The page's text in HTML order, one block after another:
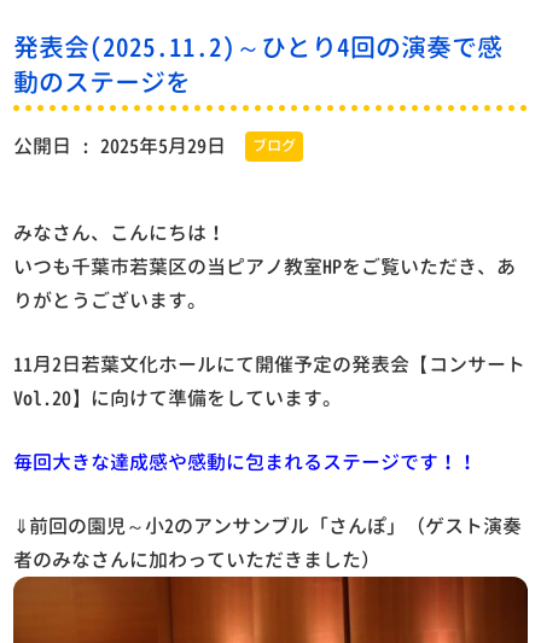
発表会(2025.11.2)～ひとり4回の演奏で感
動のステージを
公開日 :2025年5月29日 ブログ
みなさん、こんにちは！
いつも千葉市若葉区の当ピアノ教室HPをご覧いただき、あ
りがとうございます。
11月2日若葉文化ホールにて開催予定の発表会【コンサート
Vol.20】に向けて準備をしています。
毎回大きな達成感や感動に包まれるステージです！！
⇓前回の園児～小2のアンサンブル「さんぽ」（ゲスト演奏
者のみなさんに加わっていただきました）